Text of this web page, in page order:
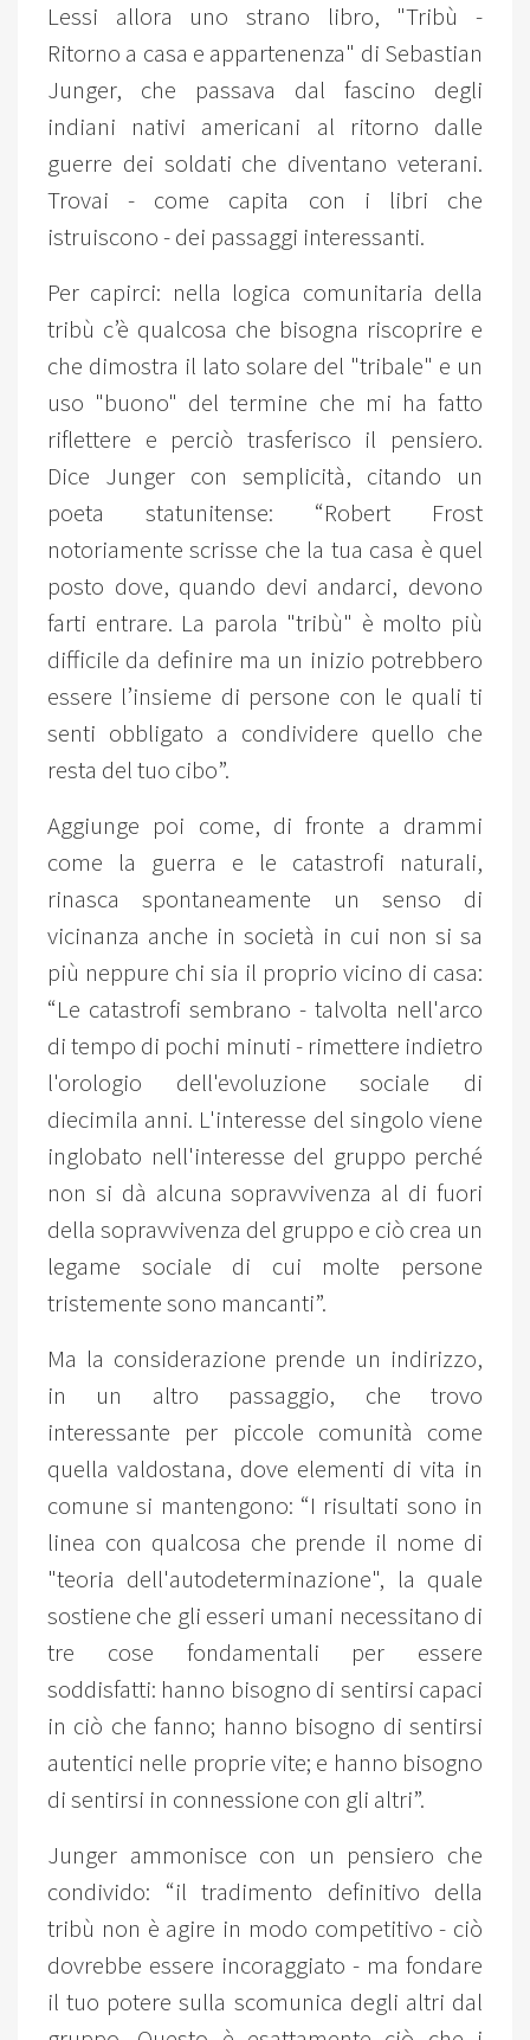
Lessi allora uno strano libro, "Tribù -
Ritorno a casa e appartenenza" di Sebastian
Junger, che passava dal fascino degli
indiani nativi americani al ritorno dalle
guerre dei soldati che diventano veterani.
Trovai - come capita con i libri che
istruiscono - dei passaggi interessanti.
Per capirci: nella logica comunitaria della
tribù c’è qualcosa che bisogna riscoprire e
che dimostra il lato solare del "tribale" e un
uso "buono" del termine che mi ha fatto
riflettere e perciò trasferisco il pensiero.
Dice Junger con semplicità, citando un
poeta statunitense: “Robert Frost
notoriamente scrisse che la tua casa è quel
posto dove, quando devi andarci, devono
farti entrare. La parola "tribù" è molto più
difficile da definire ma un inizio potrebbero
essere l’insieme di persone con le quali ti
senti obbligato a condividere quello che
resta del tuo cibo”.
Aggiunge poi come, di fronte a drammi
come la guerra e le catastrofi naturali,
rinasca spontaneamente un senso di
vicinanza anche in società in cui non si sa
più neppure chi sia il proprio vicino di casa:
“Le catastrofi sembrano - talvolta nell'arco
di tempo di pochi minuti - rimettere indietro
l'orologio dell'evoluzione sociale di
diecimila anni. L'interesse del singolo viene
inglobato nell'interesse del gruppo perché
non si dà alcuna sopravvivenza al di fuori
della sopravvivenza del gruppo e ciò crea un
legame sociale di cui molte persone
tristemente sono mancanti”.
Ma la considerazione prende un indirizzo,
in un altro passaggio, che trovo
interessante per piccole comunità come
quella valdostana, dove elementi di vita in
comune si mantengono: “I risultati sono in
linea con qualcosa che prende il nome di
"teoria dell'autodeterminazione", la quale
sostiene che gli esseri umani necessitano di
tre cose fondamentali per essere
soddisfatti: hanno bisogno di sentirsi capaci
in ciò che fanno; hanno bisogno di sentirsi
autentici nelle proprie vite; e hanno bisogno
di sentirsi in connessione con gli altri”.
Junger ammonisce con un pensiero che
condivido: “il tradimento definitivo della
tribù non è agire in modo competitivo - ciò
dovrebbe essere incoraggiato - ma fondare
il tuo potere sulla scomunica degli altri dal